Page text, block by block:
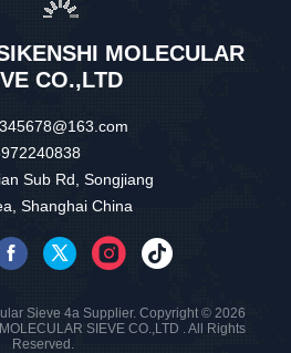
MOLECULAR
CO.,LTD
Sub Rd, Songjiang
Shanghai China
Sieve 4a Supplier. Copyright © 2026
SIEVE CO.,LTD . All Rights
Reserved.